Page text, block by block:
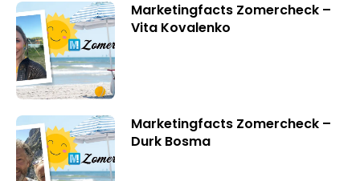
Marketingfacts Zomercheck –
Vita Kovalenko
Marketingfacts Zomercheck –
Durk Bosma